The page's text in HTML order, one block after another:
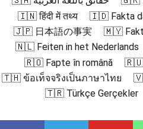
🇮🇳 हिंदी में तथ्य
🇮🇩 Fakta
🇯🇵 日本語の事実
🇲🇾
🇳🇱 Feiten in het Nederlands
🇷🇴 Fapte în română
🇷🇺
🇹🇭 ข้อเท็จจริงเป็นภาษาไทย
🇹🇷 Türkçe Gerçekler